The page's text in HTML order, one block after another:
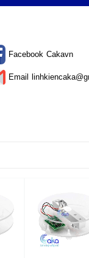
Facebook Cakavn
Email